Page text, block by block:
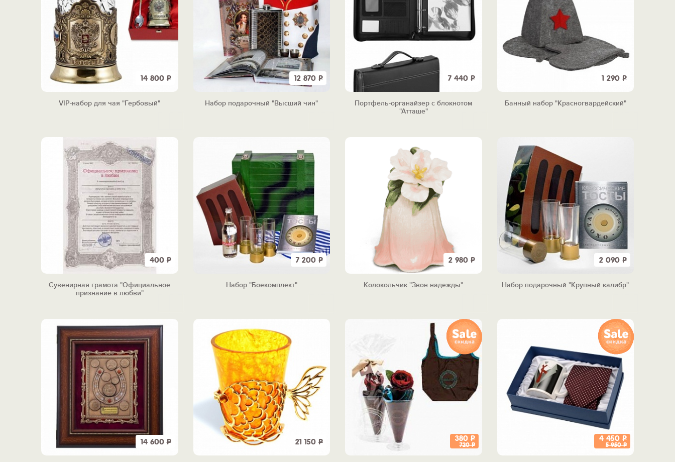
14 800Р
VIP-набор для чая "Гербовый"
12 870 Р
Набор подарочный "Высший чин"
7 440Р
Портфель-органайзер с блокнотом
"Атташе"
1 290 Р
Банный набор "Красногвардейский"
400Р
Сувенирная грамота "Официальное
признание в любви"
7 200 Р
Набор "Боекомплект"
2 980Р
Колокольчик "Звон надежды"
2 090 Р
Набор подарочный "Крупный калибр"
14 600Р 21 150 Р 380Р
720Р
4 450 Р
5 950Р